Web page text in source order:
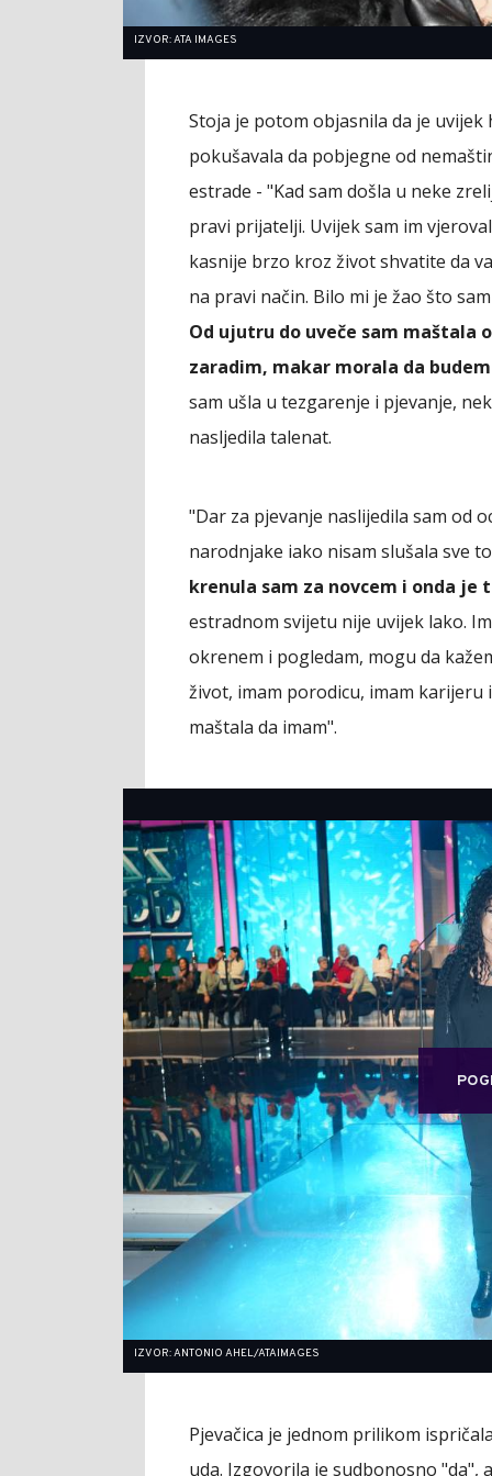
IZVOR: ATA IMAGES
Stoja je potom objasnila da je uvijek
pokušavala da pobjegne od
estrade - "Kad sam došla u neke
pravi prijatelji. Uvijek sam im
kasnije brzo kroz život shvatite da
na pravi način. Bilo mi je žao što
Od ujutru do uveče sam maštala
zaradim, makar morala da
sam ušla u tezgarenje i pjevanje,
nasljedila talenat.
"Dar za pjevanje naslijedila sam od
narodnjake iako nisam slušala sve
krenula sam za novcem i onda je
estradnom svijetu nije uvijek lako.
okrenem i pogledam, mogu da
život, imam porodicu, imam
maštala da imam".
IZVOR: ANTONIO AHEL/ATAIMAGES
Pjevačica je jednom prilikom
uda. Izgovorila je sudbonosno